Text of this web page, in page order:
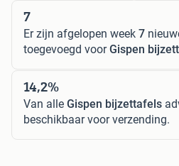
7
Er zijn afgelopen week 7
toegevoegd voorGispen
14,2%
Van alle Gispen bijzettafels
beschikbaar voor verzending.